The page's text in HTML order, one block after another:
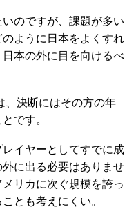
のですが、課題が多い
ように日本をよくすれ
本の外に目を向けるべ
、決断にはその方の年
です。
イヤーとしてすでに成
に出る必要はありませ
リカに次ぐ規模を誇っ
とも考えにくい。